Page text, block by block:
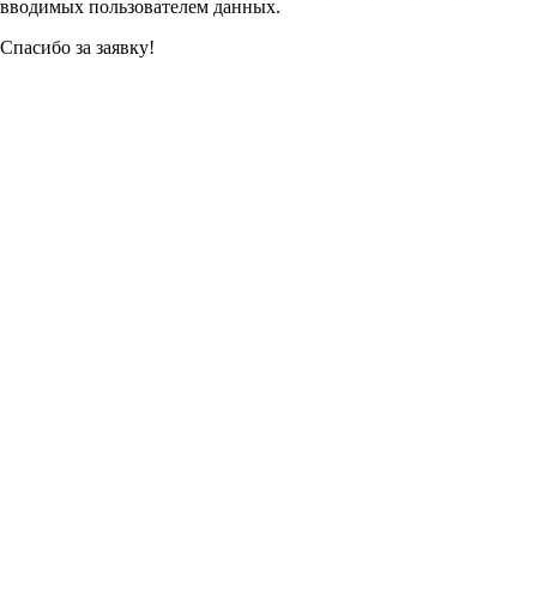
вводимых пользователем данных.
Спасибо за заявку!